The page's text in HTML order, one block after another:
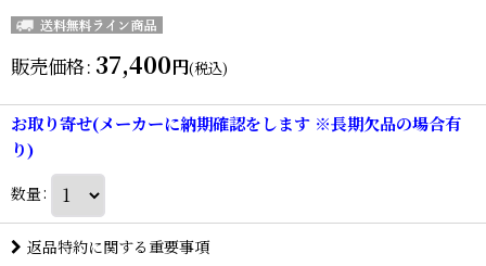
販売価格: 37,400円(税込)
お取り寄せ(メーカーに納期確認をします ※長期欠品の場合有
り)
数量:
返品特約に関する重要事項